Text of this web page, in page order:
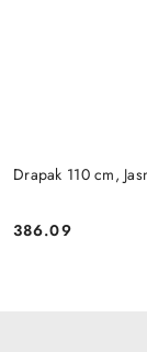
Drapak 110 cm,
Cena:
386.09